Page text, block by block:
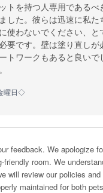
トを持つ人専用である
した。彼らは迅速に私
使わないでください、
要です。壁は塗り直し
トワークもあると良い
曜日◇
feedback. We apologize
friendly room. We
will review our policies
maintained for both